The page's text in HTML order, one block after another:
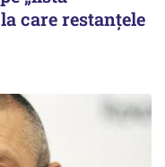
care restanțele